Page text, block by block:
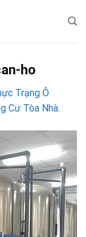
ho
Trạng Ô
Cư Tòa Nhà.